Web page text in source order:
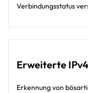
Verbindungsstatus
Erweiterte
Erkennung von